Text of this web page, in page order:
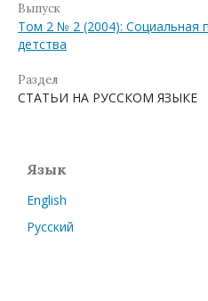
Выпуск
Том 2 № 2 (2004): Социальная
детства
Раздел
СТАТЬИ НА РУССКОМ ЯЗЫКЕ
Язык
English
Русский